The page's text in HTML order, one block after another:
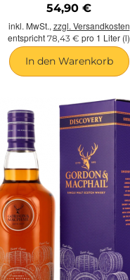
54,90 €
inkl. MwSt., zzgl. Versandkosten
entspricht 78,43 € pro 1 Liter (l)
In den Warenkorb